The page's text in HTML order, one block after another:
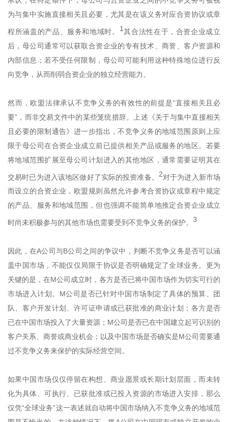
为与集中实施直接相关且必要，尤其是在该义务对应合资协议或章
程所涵盖的产品、服务和地域时。 1其合法性在于，合资企业成立
后，母公司通常可以获取合资企业的专有技术、商誉、客户资源和
内部信息；若不受任何限制，母公司可能利用这种特殊地位进行反
向竞争，从而削弱合资企业的独立经营能力。
然而，欧盟法律承认不竞争义务的有效性的前提是“直接相关且必
要”，而非交易文件中的某些笼统措辞。上述《关于与集中直接相关
且必要的限制通告》进一步指出，不竞争义务的地域范围原则上应
限于母公司在合资企业成立前已提供相关产品或服务的地区。若要
将地域范围扩展至母公司计划进入的其他地区，通常需要证明其在
交易时已为进入该地区做好了实际的投资准备。 2对于为进入新市场
而设立的合资企业，欧盟规则虽然允许参考合资协议或章程中规定
的产品、服务和地域范围，但也强调不能简单地推定合资企业成立
时尚未积极参与的其他市场也需要受到不竞争义务的保护。 3
因此，在A公司与B公司之间的争议中，判断不竞争义务是否可以涵
盖中国市场，不能仅仅局限于协议是否明确规定了全球业务。更为
关键的是，在M公司成立时，各方是否已将中国市场作为切实可行的
市场进入计划。M公司是否已针对中国市场制定了具体的预算、团
队、客户开发计划、许可证申请或已获批准的商业计划；各方是否
已在中国市场投入了大量资源；M公司是否已在中国建立起可识别的
客户关系、商誉或商业机会；以及中国市场是否确实是M公司需要通
过不竞争义务来保护的实际经营空间。
如果中国市场仅仅停留在构想、商业愿景或长期计划层面，而未转
化为具体、可执行、已获批准或已投入资源的市场进入安排，那么
仅凭“全球业务”这一表述就自动将中国市场纳入不竞争义务的地域范